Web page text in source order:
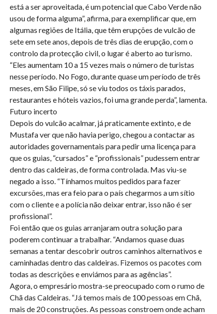
está a ser aproveitada, é um potencial que Cabo Verde não
usou de forma alguma”, afirma, para exemplificar que, em
algumas regiões de Itália, que têm erupções de vulcão de
sete em sete anos, depois de três dias de erupção, com o
controlo da protecção civil, o lugar é aberto ao turismo.
“Eles aumentam 10 a 15 vezes mais o número de turistas
nesse período. No Fogo, durante quase um período de três
meses, em São Filipe, só se viu todos os táxis parados,
restaurantes e hóteis vazios, foi uma grande perda”, lamenta.
Futuro incerto
Depois do vulcão acalmar, já praticamente extinto, e de
Mustafa ver que não havia perigo, chegou a contactar as
autoridades governamentais para pedir uma licença para
que os guias, “cursados” e “profissionais” pudessem entrar
dentro das caldeiras, de forma controlada. Mas viu-se
negado a isso. “Tínhamos muitos pedidos para fazer
excursões, mas era feio para o país chegarmos a um sítio
com o cliente e a polícia não deixar entrar, isso não é ser
profissional”.
Foi então que os guias arranjaram outra solução para
poderem continuar a trabalhar. “Andamos quase duas
semanas a tentar descobrir outros caminhos alternativos e
caminhadas dentro das caldeiras. Fizemos os pacotes com
todas as descrições e enviámos para as agências”.
Agora, o empresário mostra-se preocupado com o rumo de
Chã das Caldeiras. “Já temos mais de 100 pessoas em Chã,
mais de 20 construções. As pessoas constroem onde acham